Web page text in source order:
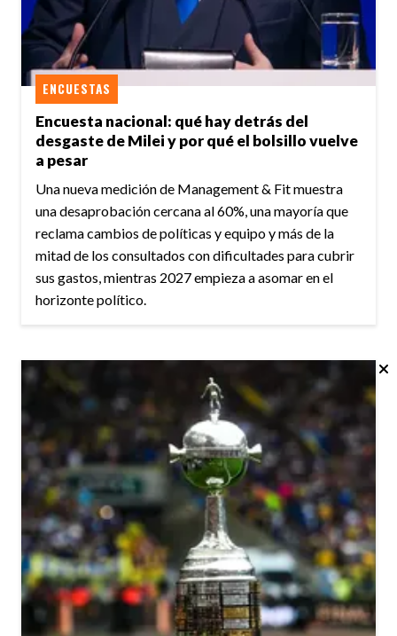
Encuesta nacional: qué hay detrás del
desgaste de Milei y por qué el bolsillo vuelve
a pesar
ENCUESTAS
Una nueva medición de Management & Fit muestra
una desaprobación cercana al 60%, una mayoría que
reclama cambios de políticas y equipo y más de la
mitad de los consultados con dificultades para cubrir
sus gastos, mientras 2027 empieza a asomar en el
horizonte político.